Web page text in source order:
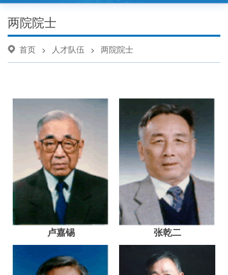
两院院士
首页 > 人才队伍 > 两院院士
卢嘉锡 张乾二